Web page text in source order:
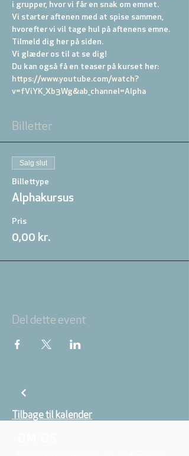
i grupper, hvor vi får en snak om emnet.
Vi starter aftenen med at spise sammen,
hvorefter vi vil tage hul på aftenens emne.
Tilmeld dig her på siden.
Vi glæder os til at se dig!
Du kan også få en teaser på kurset her:
https://www.youtube.com/watch?
v=fViYK_Xb3Wg&ab_channel=Alpha
Billetter
Salg slut
Billettype
Alphakursus
Pris
0,00 kr.
Del dette event
Tilbage til kalender